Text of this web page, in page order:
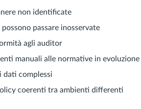
non identificate
possono passare inosservate
agli auditor
manuali alle normative in evoluzione
dati complessi
coerenti tra ambienti differenti